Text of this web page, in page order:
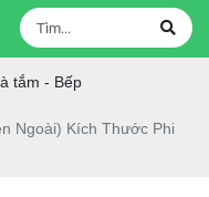
tắm - Bếp
Ngoài) Kích Thước Phi